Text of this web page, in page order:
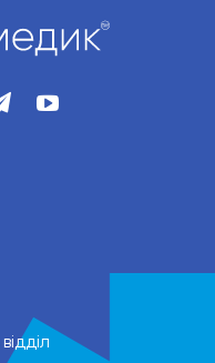
відділ